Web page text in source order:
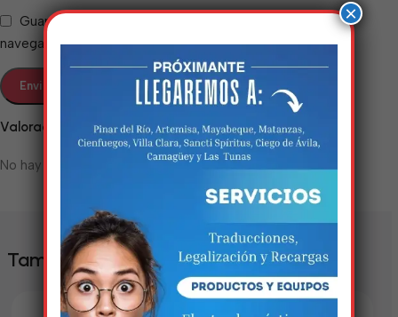
Valoraciones
No hay valoraciones aún.
Guarda mi nombre, correo electrónico y web en este
navegador para la próxima vez que comente.
También te puede interesar
×
Estamos trabalhando
nisso!
Em breve, esta página estará
disponível com novidades
incríveis. Agradecemos pela
paciência e compreensão.